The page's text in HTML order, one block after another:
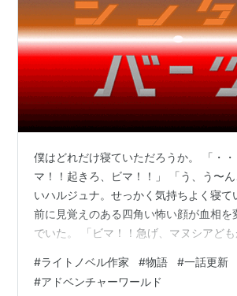
僕はどれだけ寝ていただろうか。 「・
マ！！起きろ、ビマ！！」 「う、う〜
いハルジュナ。せっかく気持ちよく寝て
前に見覚えのある四角い怖い顔が血相を
でいた。 「ビマ！！急げ、マヌシアど
間、僕の体に電流が走ったような感覚が
かしい。そんなことが…。 「ハルジュナ
#ライトノベル作家 #物語 #一話更新
#アドベンチャーワールド